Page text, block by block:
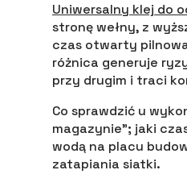
Uniwersalny klej do
stronę wełny, z
czas otwarty
różnica generuje
przy drugim i traci
Co sprawdzić u
magazynie”; jaki
wodą na placu
zatapiania siatki.